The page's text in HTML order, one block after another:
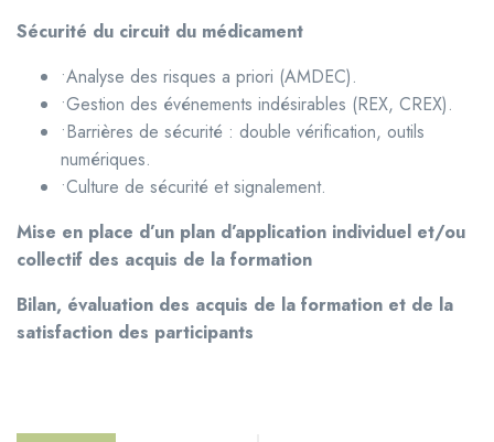
Sécurité du circuit du médicament
•Analyse des risques a priori (AMDEC).
•Gestion des événements indésirables (REX, CREX).
•Barrières de sécurité : double vérification, outils
numériques.
•Culture de sécurité et signalement.
Mise en place d’un plan d’application individuel et/ou
collectif des acquis de la formation
Bilan, évaluation des acquis de la formation et de la
satisfaction des participants